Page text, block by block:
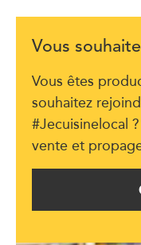
Vous
Vous êtes
souhaitez
#Jecuisinelocal
vente et